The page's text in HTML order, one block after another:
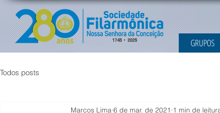
GRUPOS
Todos posts
Marcos Lima 6 de mar. de 2021 1 min de